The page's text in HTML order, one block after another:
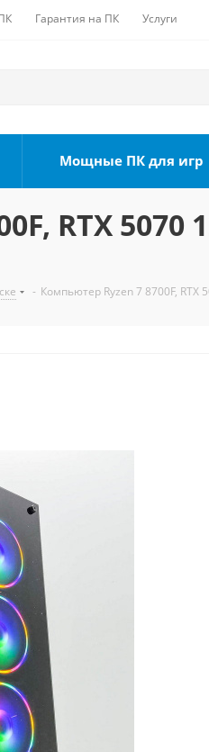
Гарантия на ПК Услуги
Мощные ПК для игр
RTX 5070
- Компьютер Ryzen 7 8700F, RTX